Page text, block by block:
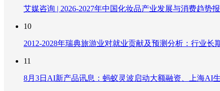
艾媒咨询 | 2026-2027年中国化妆品产业发展与消费趋势
10
2012-2028年瑞典旅游业对就业贡献及预测分析：行业
11
8月3日AI新产品讯息：蚂蚁灵波启动大额融资、上海AI